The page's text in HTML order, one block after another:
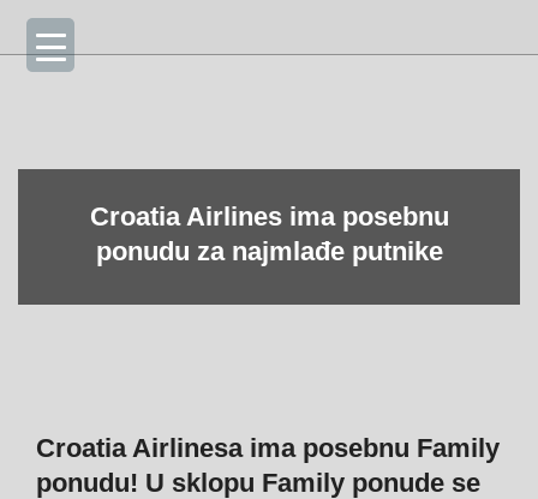
Skip
content
Primary
Navigation
Menu
Croatia Airlines ima posebnu
ponudu za najmlađe putnike
Croatia Airlinesa ima posebnu Family
ponudu! U sklopu Family ponude se